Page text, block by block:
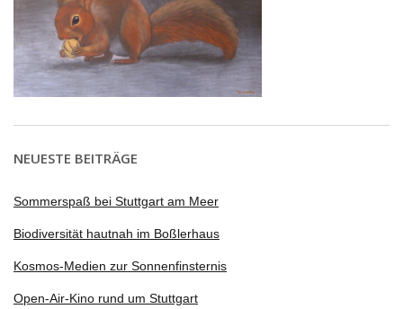
NEUESTE BEITRÄGE
Sommerspaß bei Stuttgart am Meer
Biodiversität hautnah im Boßlerhaus
Kosmos-Medien zur Sonnenfinsternis
Open-Air-Kino rund um Stuttgart